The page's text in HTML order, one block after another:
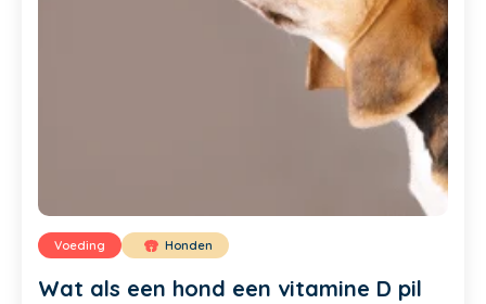
Voeding Honden
Wat als een hond een vitamine D pil